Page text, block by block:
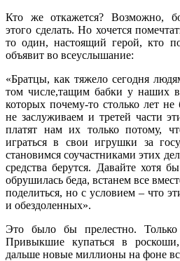
Кто же откажется? Возможно,
этого сделать. Но хочется
то один, настоящий герой, кто
объявит во всеуслышание:
«Братцы, как тяжело сегодня
том числе,тащим бабки у наших
которых почему-то столько лет
не заслуживаем и третей части
платят нам их только потому,
играться в свои игрушки за
становимся соучастниками этих
средства берутся. Давайте хотя
обрушилась беда, встанем все
поделиться, но с условием – что
и обездоленных».
Это было бы прелестно. Только
Привыкшие купаться в
дальше новые миллионы на фоне